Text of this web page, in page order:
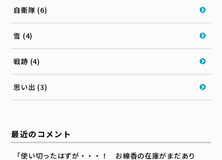
自衛隊 (6)
雪 (4)
戦跡 (4)
思い出 (3)
最近のコメント
「使い切ったはずが・・・！ お線香の在庫がまだあり